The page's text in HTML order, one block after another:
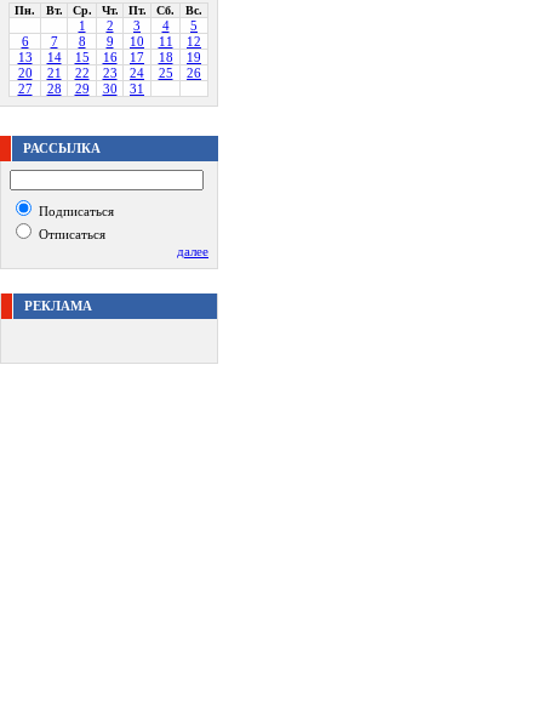
Пн. Вт. Ср. Чт. Пт. Сб. Вс.
1 2 3 4
5
6
7 8 9 10 11
12
13
14 15 16 17 18
19
20
21 22 23 24 25
26
27
28 29 30 31
РАССЫЛКА
Подписаться
Отписаться
далее
РЕКЛАМА